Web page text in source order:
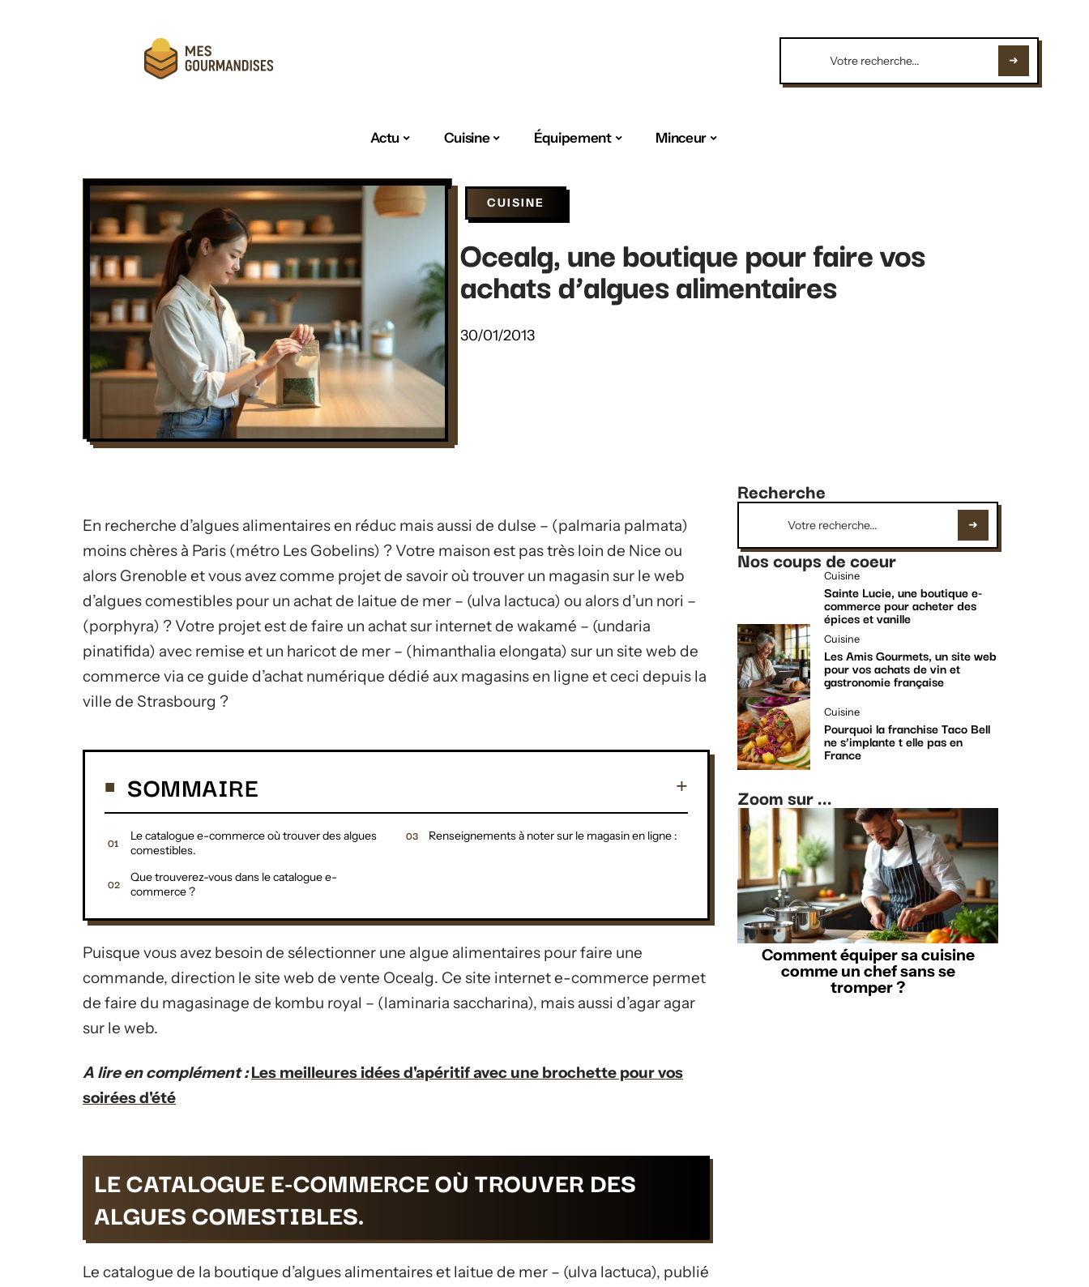
Actu Cuisine Équipement Minceur
CUISINE
Ocealg, une boutique pour faire vos
achats d’algues alimentaires
30/01/2013
En recherche d’algues alimentaires en réduc mais aussi de dulse – (palmaria palmata)
moins chères à Paris (métro Les Gobelins) ? Votre maison est pas très loin de Nice ou
alors Grenoble et vous avez comme projet de savoir où trouver un magasin sur le web
d’algues comestibles pour un achat de laitue de mer – (ulva lactuca) ou alors d’un nori –
(porphyra) ? Votre projet est de faire un achat sur internet de wakamé – (undaria
pinatifida) avec remise et un haricot de mer – (himanthalia elongata) sur un site web de
commerce via ce guide d’achat numérique dédié aux magasins en ligne et ceci depuis la
ville de Strasbourg ?
SOMMAIRE
Le catalogue e-commerce où trouver des algues
comestibles.
Que trouverez-vous dans le catalogue e-
commerce ?
Renseignements à noter sur le magasin en ligne :
Puisque vous avez besoin de sélectionner une algue alimentaires pour faire une
commande, direction le site web de vente Ocealg. Ce site internet e-commerce permet
de faire du magasinage de kombu royal – (laminaria saccharina), mais aussi d’agar agar
sur le web.
A lire en complément : Les meilleures idées d'apéritif avec une brochette pour vos
soirées d'été
LE CATALOGUE E-COMMERCE OÙ TROUVER DES
ALGUES COMESTIBLES.
Le catalogue de la boutique d’algues alimentaires et laitue de mer – (ulva lactuca), publié
Recherche
Nos coups de coeur
Cuisine
Sainte Lucie, une boutique e-
commerce pour acheter des
épices et vanille
Cuisine
Les Amis Gourmets, un site web
pour vos achats de vin et
gastronomie française
Cuisine
Pourquoi la franchise Taco Bell
ne s’implante t elle pas en
France
Zoom sur ...
Comment équiper sa cuisine
comme un chef sans se
tromper ?